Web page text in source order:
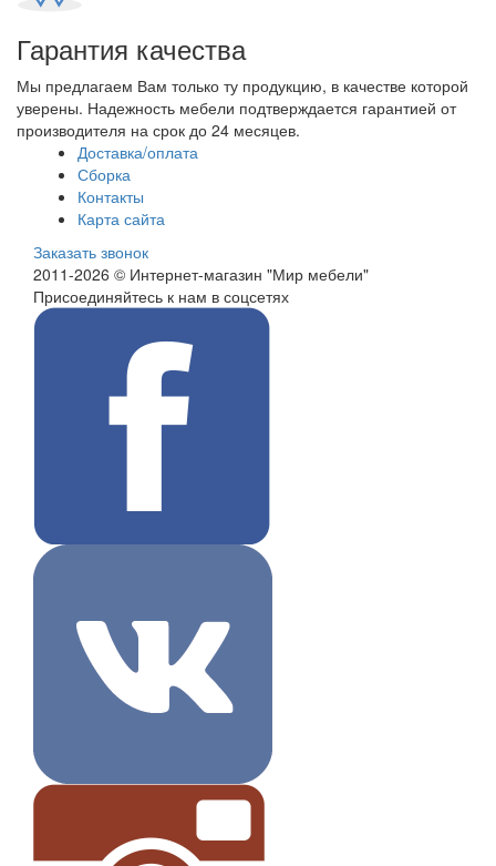
Гарантия качества
Мы предлагаем Вам только ту продукцию, в качестве которой
уверены. Надежность мебели подтверждается гарантией от
производителя на срок до 24 месяцев.
Доставка/оплата
Сборка
Контакты
Карта сайта
Заказать звонок
2011-2026 © Интернет-магазин "Мир мебели"
Присоединяйтесь к нам в соцсетях